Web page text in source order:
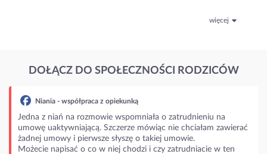
więcej
DOŁĄCZ DO SPOŁECZNOŚCI RODZICÓW
z opiekunką
wspomniała o zatrudnieniu na
Szczerze mówiąc nie chciałam zawierać
słyszę o takiej umowie.
o co w niej chodzi i czy zatrudniacie w ten